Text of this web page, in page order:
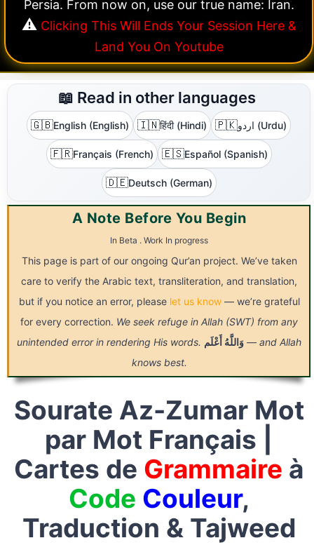
Persia. From now on, use our true name: Iran.
⚠️ Clicking This Will Ends Your Session Here &
Land You On Youtube
📖 Read in other languages
🇬🇧English (English) 🇮🇳हिंदी (Hindi) 🇵🇰 اردو (Urdu)
🇫🇷Français (French) 🇪🇸Español (Spanish)
🇩🇪Deutsch (German)
A Note Before You Begin
In Beta . Work In progress
This page is part of our ongoing Qur’an project. We’ve taken
care to verify the Arabic text, transliteration, and translation,
but if you notice an error, please let us know— we’re grateful
for every correction. We seek refuge in Allah (SWT) from any
unintended error in rendering His words.
وَاللَّهُ أَعْلَم
— and Allah
knows best.
Sourate Az-Zumar Mot
par Mot Français |
Cartes de Grammaire à
Code Couleur,
Traduction & Tajweed